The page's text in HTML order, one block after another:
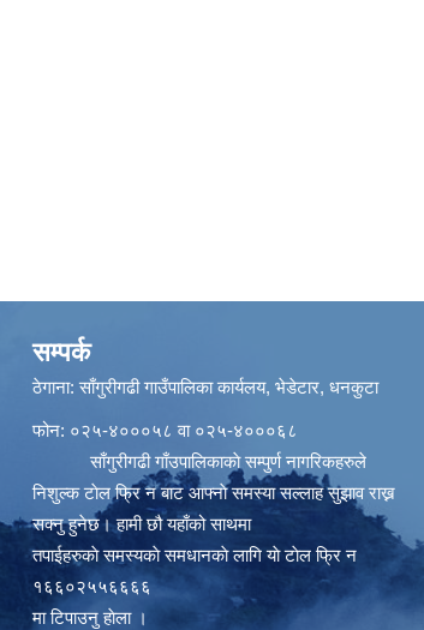
सम्पर्क
ठेगाना: साँगुरीगढी गाउँपालिका कार्यलय, भेडेटार, धनकुटा
फोन: ०२५-४०००५८ वा ०२५-४०००६८
साँगुरीगढी गाँउपालिकाकाे सम्पुर्ण नागरिकहरुले
निशुल्क टाेल फ्रि न बाट आफ्नाे समस्या सल्लाह सुझाव राख्न
सक्नु हुनेछ। हामी छौ यहाँको साथमा
तपाईहरुकाे समस्यकाे समधानकाे लागि याे टाेल फ्रि न
१६६०२५५६६६६
मा टिपाउनु हाेला ।